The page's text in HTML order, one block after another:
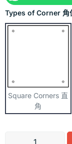
Types of Corner 角
Square Corners 直
角